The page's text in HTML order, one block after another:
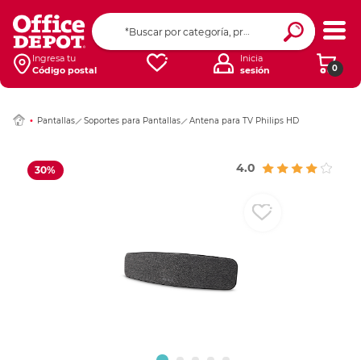
Ingresa tu
Código postal
0
Inicia
sesión
Pantallas Soportes para Pantallas Antena para TV Philips HD
30% 4.0
Ingresar Codigo